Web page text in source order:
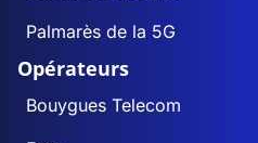
Palmarès de la 5G
Opérateurs
Bouygues Telecom